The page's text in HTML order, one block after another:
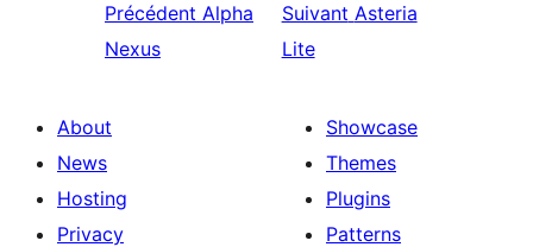
Précédent Alpha
Nexus
Suivant Asteria
Lite
About
News
Hosting
Privacy
Showcase
Themes
Plugins
Patterns